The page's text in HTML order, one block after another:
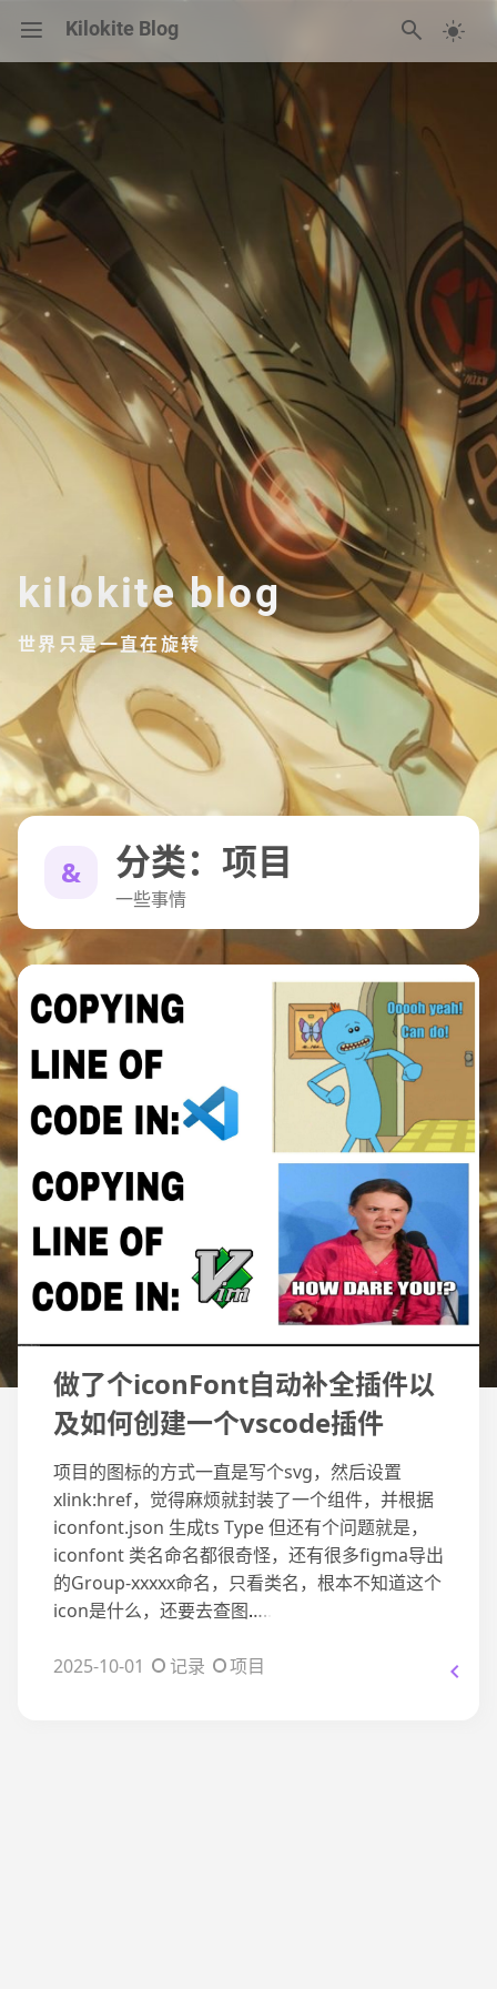
Kilokite Blog
碎碎念
归档
友链
kilokite blog
世界只是一直在旋转
分类：项目
一些事情
做了个iconFont自动补全插件以
及如何创建一个vscode插件
项目的图标的方式一直是写个svg，然后设置
xlink:href，觉得麻烦就封装了一个组件，并根据
iconfont.json 生成ts Type 但还有个问题就是，
iconfont 类名命名都很奇怪，还有很多figma导出
的Group-xxxxx命名，只看类名，根本不知道这个
icon是什么，还要去查图…..
2025-10-01 记录 项目